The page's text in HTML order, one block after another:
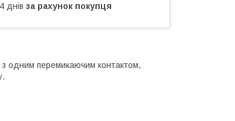
днів за рахунок покупця
одним перемикаючим контактом,